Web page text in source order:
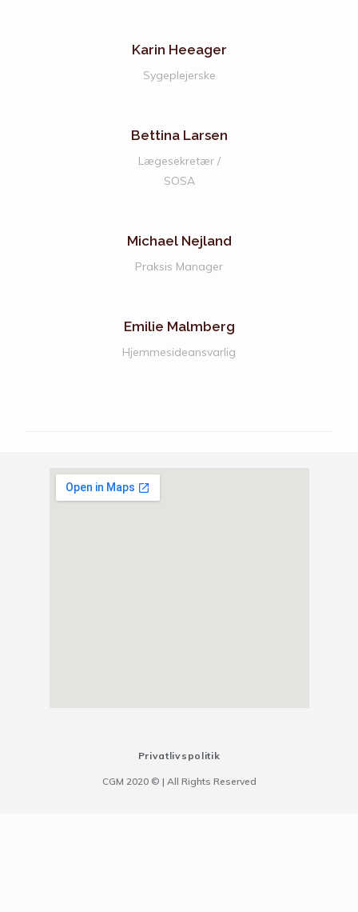
Karin Heeager
Sygeplejerske
Bettina Larsen
Lægesekretær /
SOSA
Michael Nejland
Praksis Manager
Emilie Malmberg
Hjemmesideansvarlig
Privatlivspolitik
CGM 2020 ©​ | All Rights Reserved